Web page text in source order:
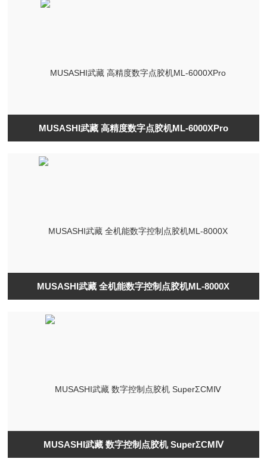
MUSASHI武藏 高精度数字点胶机ML-6000XPro
MUSASHI武藏 全机能数字控制点胶机ML-8000X
MUSASHI武藏 数字控制点胶机 SuperΣCMⅣ